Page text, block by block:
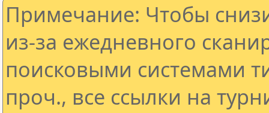
Примечание: Чтобы
из-за ежедневного
поисковыми системами
проч., все ссылки на